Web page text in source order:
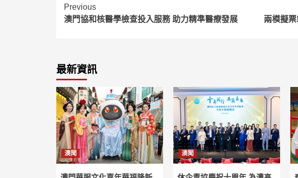
Continue
Reading
Previous
澳門協和核醫學檢查投入服務 助力精準醫療發展
兩模擬
最新資訊
澳聞 澳聞